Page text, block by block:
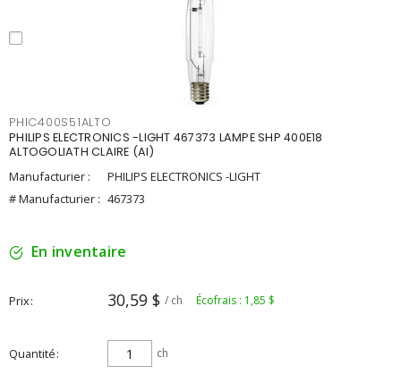
PHIC400S51ALTO
PHILIPS ELECTRONICS -LIGHT 467373 LAMPE SHP 400E18
ALTOGOLIATH CLAIRE (AI)
Manufacturier :
PHILIPS ELECTRONICS -LIGHT
# Manufacturier : 467373
En inventaire
Prix 30,59 $ / ch Écofrais : 1,85 $
Quantité ch